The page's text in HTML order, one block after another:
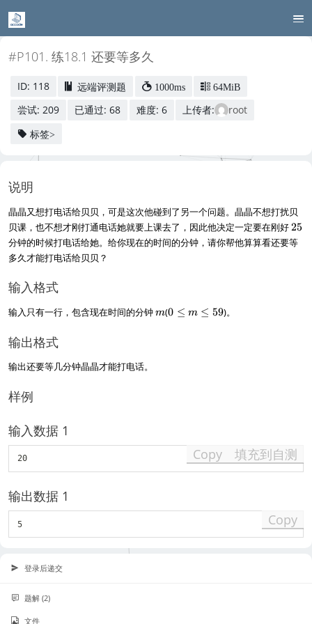
#P101. 练18.1 还要等多久
ID: 118 远端评测题 1000ms 64MiB
尝试: 209 已通过: 68 难度: 6 上传者: root
标签>
说明
晶晶又想打电话给贝贝，可是这次他碰到了另一个问题。晶晶不想打扰贝
贝课，也不想才刚打通电话她就要上课去了，因此他决定一定要在刚好2
5
25
分钟的时候打电话给她。给你现在的时间的分钟，请你帮他算算看还要等
多久才能打电话给贝贝？
输入格式
输入只有一行，包含现在时间的分钟m
m(0
0 ≤ m ≤ 59)。
输出格式
输出还要等几分钟晶晶才能打电话。
样例
输入数据 1
20 Copy 填充到自测
输出数据 1
5 Copy
登录后递交
题解 (2)
文件